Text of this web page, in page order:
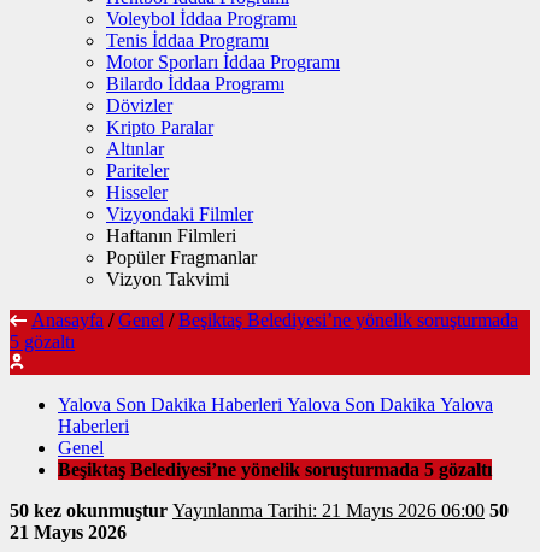
Voleybol İddaa Programı
Tenis İddaa Programı
Motor Sporları İddaa Programı
Bilardo İddaa Programı
Dövizler
Kripto Paralar
Altınlar
Pariteler
Hisseler
Vizyondaki Filmler
Haftanın Filmleri
Popüler Fragmanlar
Vizyon Takvimi
Anasayfa / Genel / Beşiktaş Belediyesi’ne yönelik soruşturmada
5 gözaltı
Yalova Son Dakika Haberleri Yalova Son Dakika Yalova
Haberleri
Genel
Beşiktaş Belediyesi’ne yönelik soruşturmada 5 gözaltı
50 kez okunmuştur
Yayınlanma Tarihi: 21 Mayıs 2026 06:00 50
21 Mayıs 2026